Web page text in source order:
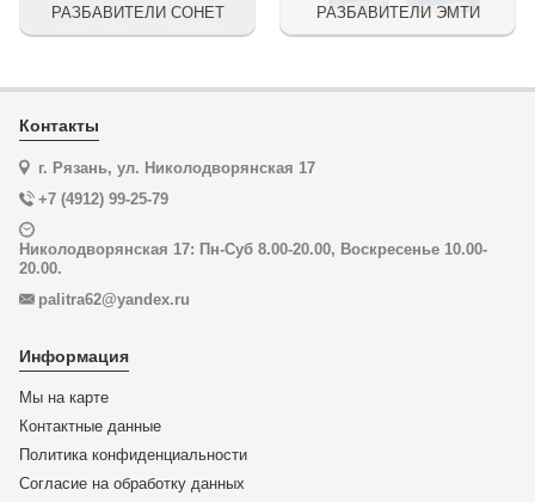
РАЗБАВИТЕЛИ СОНЕТ РАЗБАВИТЕЛИ ЭМТИ
Контакты
г. Рязань, ул. Николодворянская 17
+7 (4912) 99-25-79
Николодворянская 17: Пн-Суб 8.00-20.00, Воскресенье 10.00-
20.00.
palitra62@yandex.ru
Информация
Мы на карте
Контактные данные
Политика конфиденциальности
Согласие на обработку данных